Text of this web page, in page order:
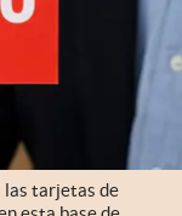
las tarjetas de